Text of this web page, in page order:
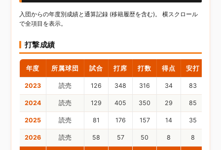
入団からの年度別成績と通算記録 (移籍履歴を含む)。 横スクロール
で全項目を表示。
打撃成績
年度 所属球団 試合 打席 打数 得点 安打
2023 読売 126 348 316 34 83
2024 読売 129 405 350 29 85
2025 読売 81 176 157 14 35
2026 読売 58 57 50 8 8